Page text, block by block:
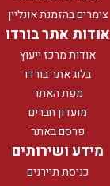
צימרים בהזמנת אונליין
אודות אתר בורדו
אודות מרכז ייעוץ
בלוג אתר בורדו
מפת האתר
מועדון חברים
פרסם באתר
מידע ושירותים
כניסת תיירנים